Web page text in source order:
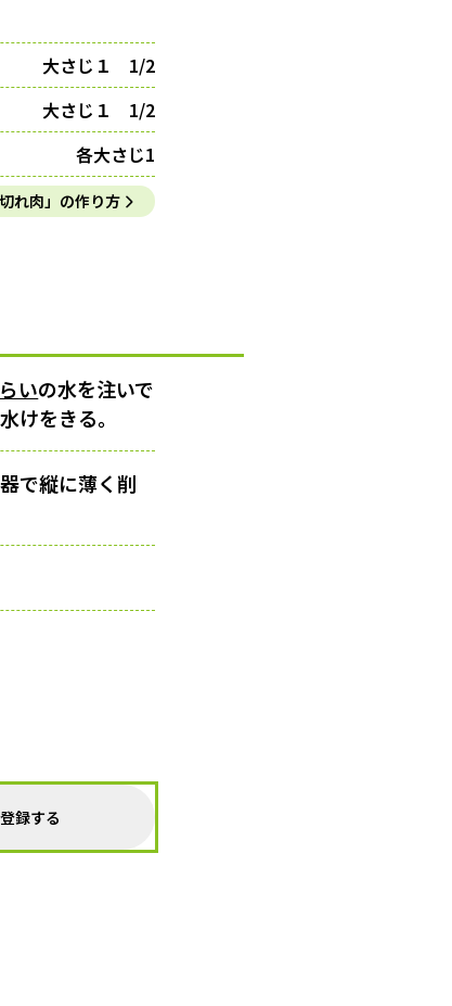
大さじ１ 1/2
大さじ１ 1/2
各大さじ1
れ肉」の作り方
いの水を注いで
けをきる。
で縦に薄く削
録する